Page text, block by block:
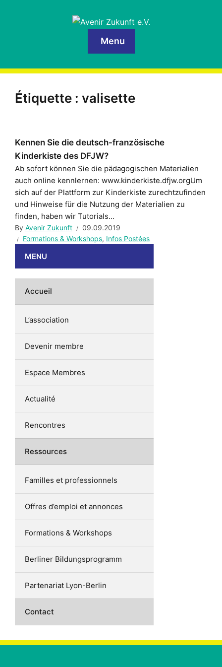
Menu
Étiquette : valisette
Kennen Sie die deutsch-französische
Kinderkiste des DFJW?
Ab sofort können Sie die pädagogischen Materialien
auch online kennlernen: www.kinderkiste.dfjw.orgUm
sich auf der Plattform zur Kinderkiste zurechtzufinden
und Hinweise für die Nutzung der Materialien zu
finden, haben wir Tutorials...
By Avenir Zukunft
09.09.2019
Formations & Workshops, Infos Postées
MENU
Accueil
L’association
Devenir membre
Espace Membres
Actualité
Rencontres
Ressources
Familles et professionnels
Offres d’emploi et annonces
Formations & Workshops
Berliner Bildungsprogramm
Partenariat Lyon-Berlin
Contact